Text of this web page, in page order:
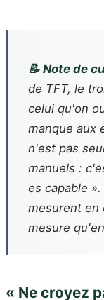
📝 Note de
de TFT, le
celui qu'on
manque aux
n'est pas
manuels :
es capable
mesurent en
mesure
« Ne croyez